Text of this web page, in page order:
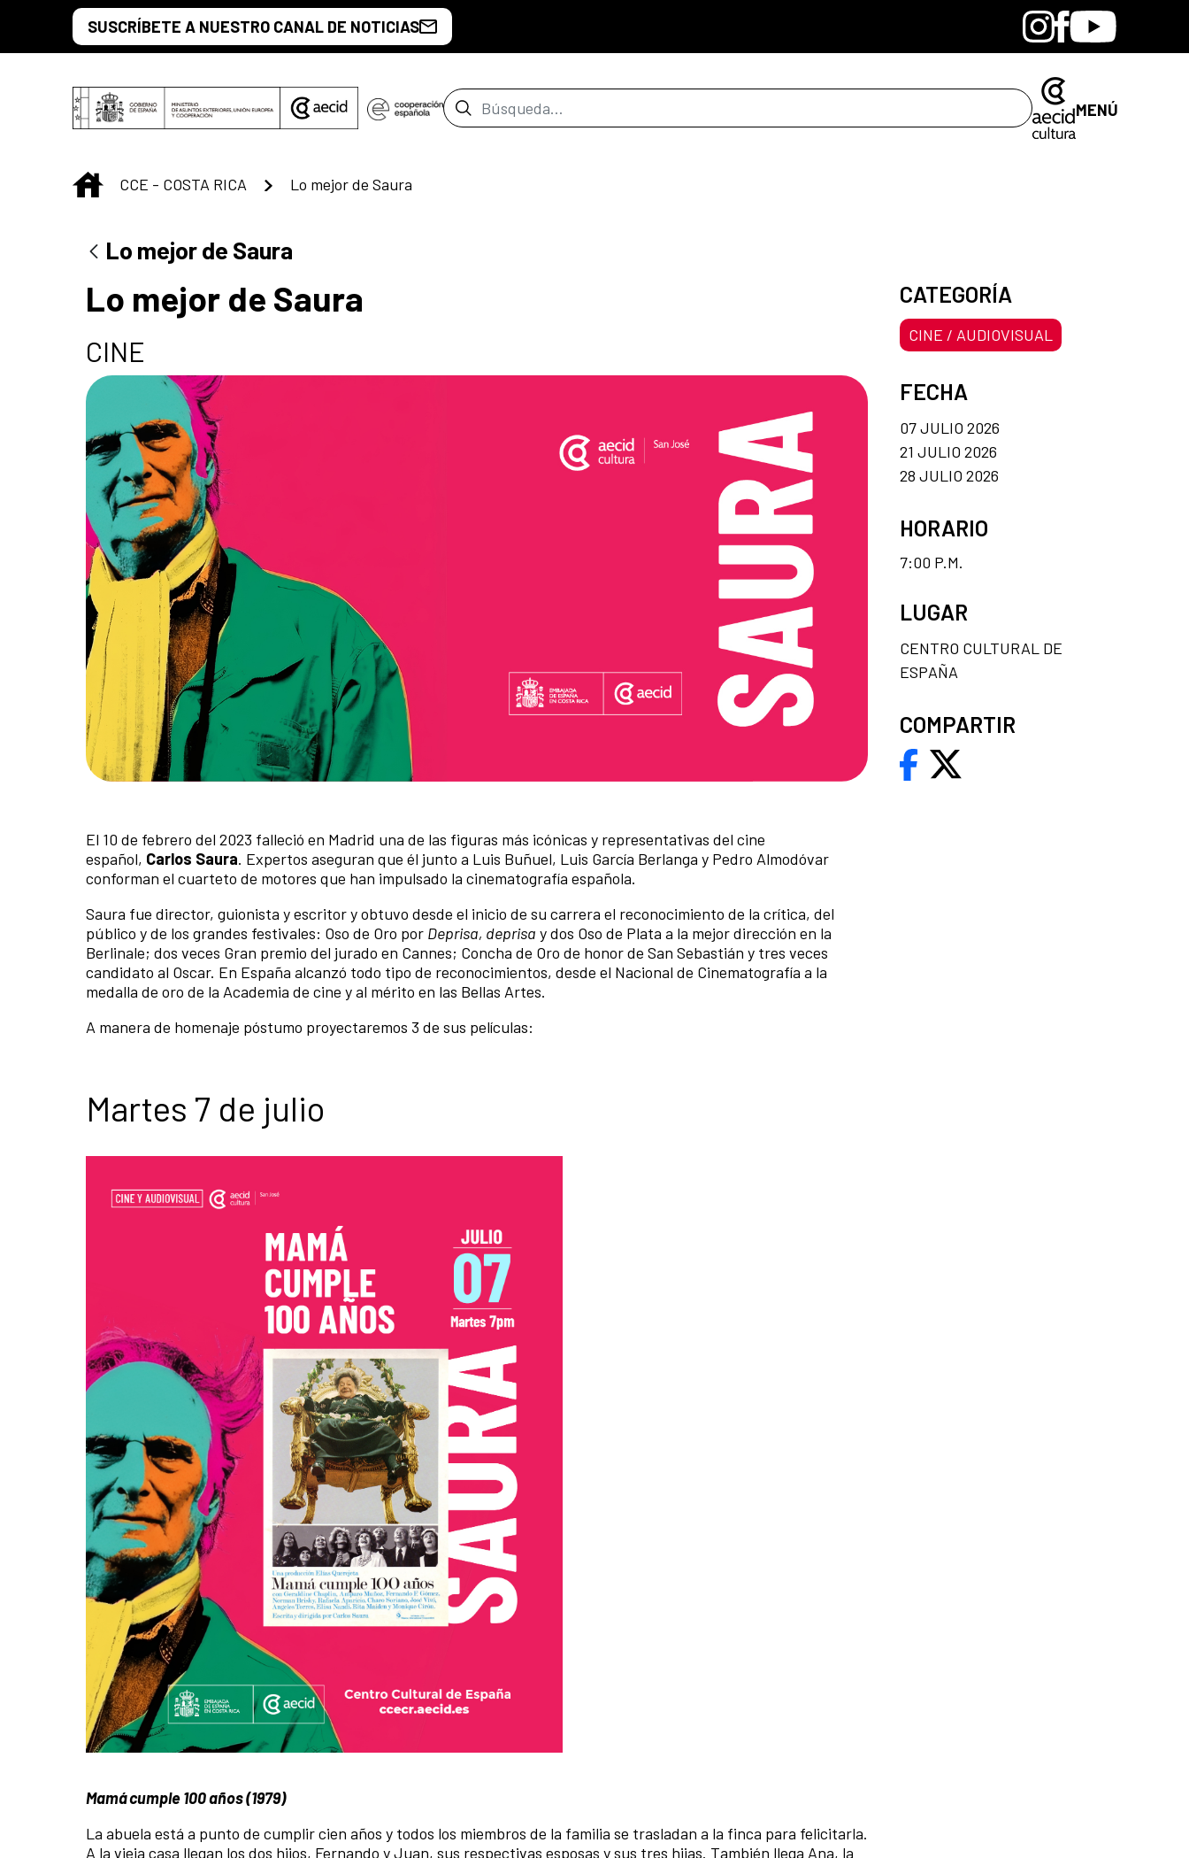
Saltar al contenido principal
SUSCRÍBETE A NUESTRO CANAL DE NOTICIAS BandcampInstagram
Facebook
Youtube
Barra de búsqueda MENÚ
INICIO
CCE - COSTA RICA Lo mejor de Saura
Lo mejor de Saura
Lo mejor de Saura
CINE
El 10 de febrero del 2023 falleció en Madrid una de las figuras más icónicas y representativas del cine
español, Carlos Saura. Expertos aseguran que él junto a Luis Buñuel, Luis García Berlanga y Pedro Almodóvar
conforman el cuarteto de motores que han impulsado la cinematografía española.
Saura fue director, guionista y escritor y obtuvo desde el inicio de su carrera el reconocimiento de la crítica, del
público y de los grandes festivales: Oso de Oro por Deprisa, deprisa y dos Oso de Plata a la mejor dirección en la
Berlinale; dos veces Gran premio del jurado en Cannes; Concha de Oro de honor de San Sebastián y tres veces
candidato al Oscar. En España alcanzó todo tipo de reconocimientos, desde el Nacional de Cinematografía a la
medalla de oro de la Academia de cine y al mérito en las Bellas Artes.
A manera de homenaje póstumo proyectaremos 3 de sus películas:
Martes 7 de julio
Mamá cumple 100 años (1979)
La abuela está a punto de cumplir cien años y todos los miembros de la familia se trasladan a la finca para felicitarla.
A la vieja casa llegan los dos hijos, Fernando y Juan, sus respectivas esposas y sus tres hijas. También llega Ana, la
CATEGORÍA
CINE / AUDIOVISUAL
FECHA
07 JULIO 2026
21 JULIO 2026
28 JULIO 2026
HORARIO
7:00 P.M.
LUGAR
CENTRO CULTURAL DE
ESPAÑA
COMPARTIR